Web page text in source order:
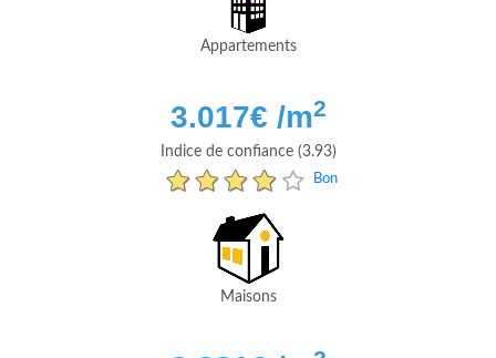
Appartements
3.017€ /m2
Indice de confiance (3.93)
Bon
Maisons